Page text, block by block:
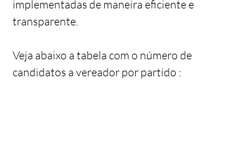
implementadas de maneira eficiente e
transparente.
Veja abaixo a tabela com o número de
candidatos a vereador por partido :